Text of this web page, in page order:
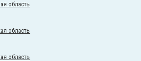
область
область
область